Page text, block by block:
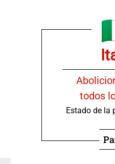
todos
Estado de la